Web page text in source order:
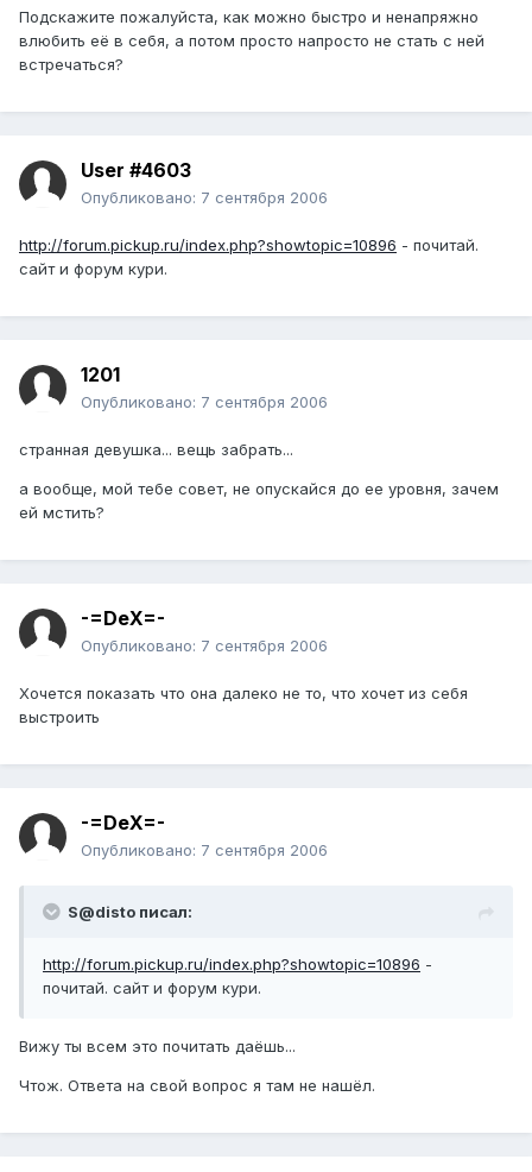
Подскажите пожалуйста, как можно быстро и ненапряжно
влюбить её в себя, а потом просто напросто не стать с ней
встречаться?
User #4603
Опубликовано: 7 сентября 2006
http://forum.pickup.ru/index.php?showtopic=10896 - почитай.
сайт и форум кури.
1201
Опубликовано: 7 сентября 2006
странная девушка... вещь забрать...
а вообще, мой тебе совет, не опускайся до ее уровня, зачем
ей мстить?
-=DeX=-
Опубликовано: 7 сентября 2006
Хочется показать что она далеко не то, что хочет из себя
выстроить
-=DeX=-
Опубликовано: 7 сентября 2006
S@disto писал:
http://forum.pickup.ru/index.php?showtopic=10896 -
почитай. сайт и форум кури.
Вижу ты всем это почитать даёшь...
Чтож. Ответа на свой вопрос я там не нашёл.